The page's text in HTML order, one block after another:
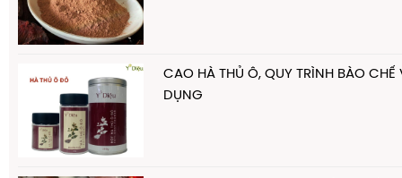
CAO HÀ THỦ Ô, QUY TRÌNH BÀO CHẾ
DỤNG